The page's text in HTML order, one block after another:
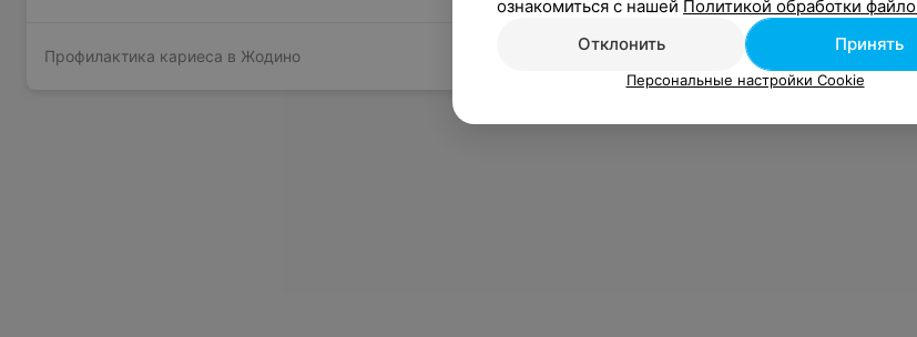
Профилактика кариеса в Жодино
ознакомиться с нашей Политикой обработки
Отклонить
Принять
Персональные настройки Cookie